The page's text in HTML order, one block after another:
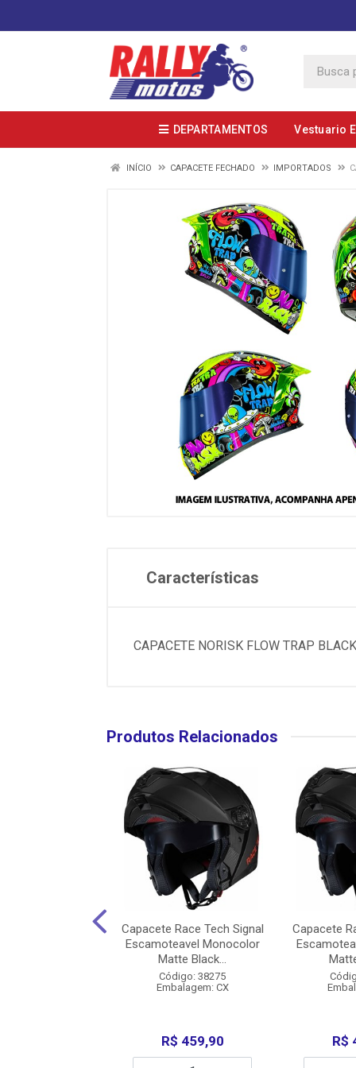
DEPARTAMENTOS Vestuario
INÍCIO CAPACETE FECHADO IMPORTADOS
Características
CAPACETE NORISK FLOW TRAP
Produtos Relacionados
Capacete Race Tech Signal
Escamoteavel Monocolor
Matte Black...
Código: 38275
Embalagem: CX
R$ 459,90
Capacete
R$